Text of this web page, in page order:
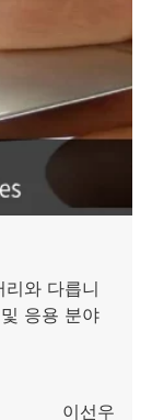
와 다릅니
응용 분야
이선우